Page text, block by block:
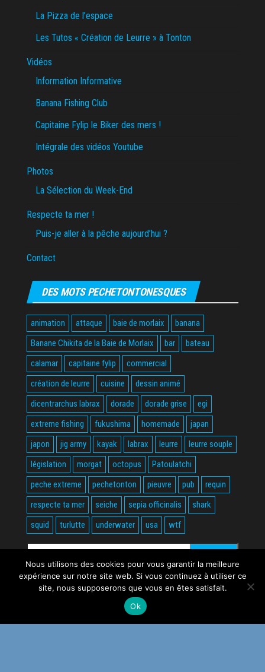
La Pizza de l’espace
Les Tutos « Création de Leurre » à Tonton
Vidéos
Information Informative
Banana Fishing Club
Capitaine Fylip le Biker des mers !
Intégrale des vidéos Youtube
Photos
La Sélection du Week-End
Respecte ta mer !
Puis-je aller à la pêche aujourd’hui ?
Contact
DES MOTS PECHETONTONESQUES
animation attaque baie de morlaix
banana
Banane Chikita de la Baie de Morlaix
bar
bateau
calamar
capitaine fylip
commercial
création de leurre
cuisine
dessin animé
dicentrarchus labrax
dorade dorade grise
egi
extreme fishing
fukushima homemade
japan
japon
jig army kayak labrax leurre
leurre souple
législation
morgat octopus
Patoulatchi
peche extreme
pechetonton pieuvre pub
requin
respecte ta mer
seiche sepia officinalis
shark
squid
turlutte underwater usa wtf
Rechercher :
WordPress
Nous utilisons des cookies pour vous garantir la meilleure
expérience sur notre site web. Si vous continuez à utiliser ce
site, nous supposerons que vous en êtes satisfait.
Ok